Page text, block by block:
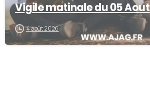
Vigile matinale du 05 Aout
4 août 2026